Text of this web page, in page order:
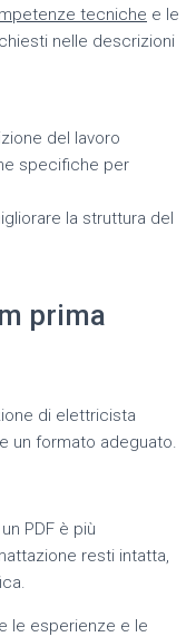
tecniche e le
nelle descrizioni
del lavoro
specifiche per
la struttura del
prima
di elettricista
un formato adeguato.
PDF è più
resti intatta,
le esperienze e le